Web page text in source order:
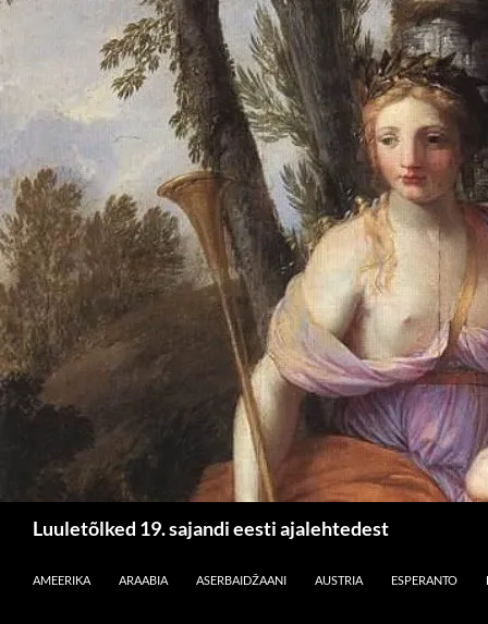
Luuletõlked 19. sajandi eesti ajalehtedest
AMEERIKA
ARAABIA ASERBAIDŽAANI AUSTRIA ESPERANTO